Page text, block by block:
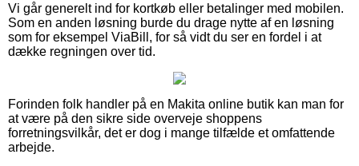
Vi går generelt ind for kortkøb eller betalinger med mobilen.
Som en anden løsning burde du drage nytte af en løsning
som for eksempel ViaBill, for så vidt du ser en fordel i at
dække regningen over tid.
Forinden folk handler på en Makita online butik kan man for
at være på den sikre side overveje shoppens
forretningsvilkår, det er dog i mange tilfælde et omfattende
arbejde.